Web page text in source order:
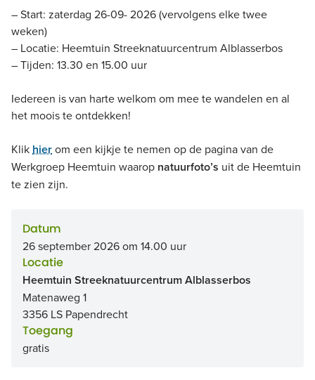
– Start: zaterdag 26-09- 2026 (vervolgens elke twee
weken)
– Locatie: Heemtuin Streeknatuurcentrum Alblasserbos
– Tijden: 13.30 en 15.00 uur
Iedereen is van harte welkom om mee te wandelen en al
het moois te ontdekken!
Klikhierom een kijkje te nemen op de pagina van de
Werkgroep Heemtuin waarop natuurfoto’s uit de Heemtuin
te zien zijn.
Datum
26 september 2026 om 14.00 uur
Locatie
Heemtuin Streeknatuurcentrum Alblasserbos
Matenaweg 1
3356 LS Papendrecht
Toegang
gratis